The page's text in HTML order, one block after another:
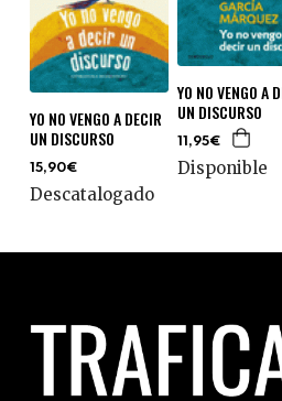
YO NO VENGO A DECIR
UN DISCURSO
15,90€
Descatalogado
YO NO VENGO A
UN DISCURSO
11,95€
Disponible